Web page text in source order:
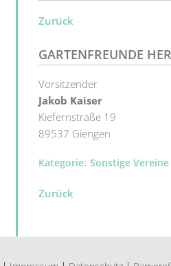
Zurück
GARTENFREUNDE
Vorsitzender
Jakob Kaiser
Kiefernstraße 19
89537 Giengen
Sonstige Vereine
Zurück